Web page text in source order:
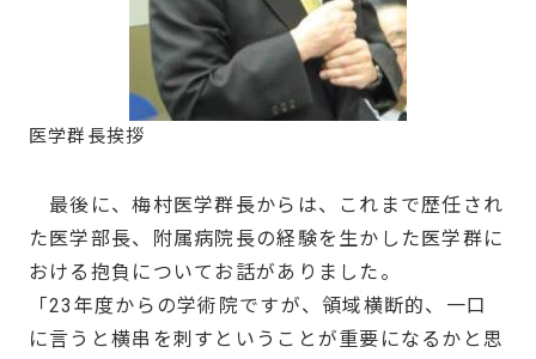
医学群長挨拶
最後に、梅村医学群長からは、これまで歴任され
た医学部長、附属病院長の経験を生かした医学群に
おける抱負についてお話がありました。
「23年度からの学術院ですが、領域横断的、一口
に言うと横串を刺すということが重要になるかと思